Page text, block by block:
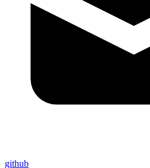
github